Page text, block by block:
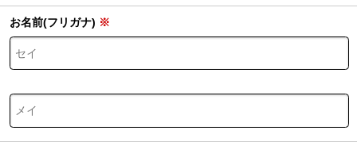
お名前(フリガナ) ※